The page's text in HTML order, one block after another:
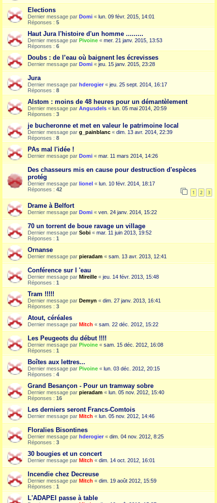
Elections
Dernier message par Domi « lun. 09 févr. 2015, 14:01
Réponses : 5
Haut Jura l'histoire d'un homme .........
Dernier message par Pivoine « mer. 21 janv. 2015, 13:53
Réponses : 6
Doubs : de l’eau où baignent les écrevisses
Dernier message par Domi « jeu. 15 janv. 2015, 23:28
Jura
Dernier message par hderogier « jeu. 25 sept. 2014, 16:17
Réponses : 8
Alstom : moins de 48 heures pour un démantèlement
Dernier message par Angusdels « lun. 05 mai 2014, 20:59
Réponses : 3
je bucheronne et met en valeur le patrimoine local
Dernier message par g_painblanc « dim. 13 avr. 2014, 22:39
Réponses : 8
PAs mal l'idée !
Dernier message par Domi « mar. 11 mars 2014, 14:26
Des chasseurs mis en cause pour destruction d'espèces
protég
Dernier message par lionel « lun. 10 févr. 2014, 18:17
Réponses : 42 1 2 3
Drame à Belfort
Dernier message par Domi « ven. 24 janv. 2014, 15:22
70 un torrent de boue ravage un village
Dernier message par Sobi « mar. 11 juin 2013, 19:52
Réponses : 1
Ornanse
Dernier message par pieradam « sam. 13 avr. 2013, 12:41
Conférence sur l 'eau
Dernier message par Mireille « jeu. 14 févr. 2013, 15:48
Réponses : 1
Tram !!!!!
Dernier message par Demyn « dim. 27 janv. 2013, 16:41
Réponses : 3
Atout, céréales
Dernier message par Mitch « sam. 22 déc. 2012, 15:22
Les Peugeots du début !!!!
Dernier message par Pivoine « sam. 15 déc. 2012, 16:08
Réponses : 1
Boîtes aux lettres...
Dernier message par Pivoine « lun. 03 déc. 2012, 20:15
Réponses : 4
Grand Besançon - Pour un tramway sobre
Dernier message par pieradam « lun. 05 nov. 2012, 15:40
Réponses : 16
Les derniers seront Francs-Comtois
Dernier message par Mitch « lun. 05 nov. 2012, 14:46
Floralies Bisontines
Dernier message par hderogier « dim. 04 nov. 2012, 8:25
Réponses : 3
30 bougies et un concert
Dernier message par Mitch « dim. 14 oct. 2012, 16:01
Incendie chez Decreuse
Dernier message par Mitch « dim. 19 août 2012, 15:59
Réponses : 1
L'ADAPEI passe à table